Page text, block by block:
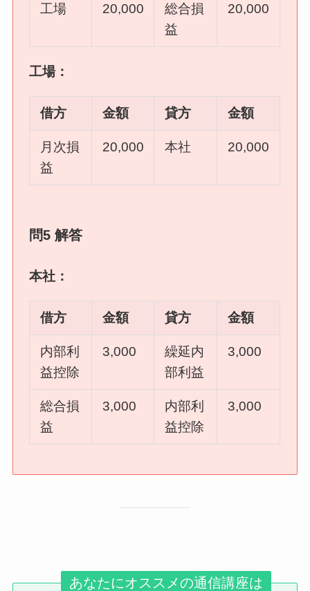
工場 20,000
総合損
益
20,000
工場：
借方 金額 貸方 金額
月次損
益
20,000 本社 20,000
問5 解答
本社：
借方 金額 貸方 金額
内部利
益控除
3,000
繰延内
部利益
3,000
総合損
益
3,000
内部利
益控除
3,000
あなたにオススメの通信講座は